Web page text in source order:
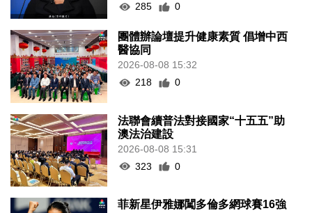
285
0
團體辦論壇提升健康素質 倡增中西
醫協同
2026-08-08 15:32
218
0
法聯會續普法對接國家“十五五”助
澳法治建設
2026-08-08 15:31
323
0
菲新星伊雅娜闖多倫多網球賽16強